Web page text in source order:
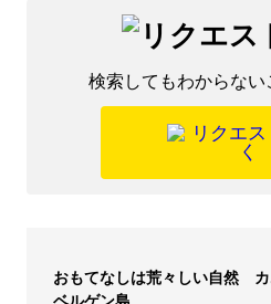
検索してもわからない
おもてなしは荒々しい自然